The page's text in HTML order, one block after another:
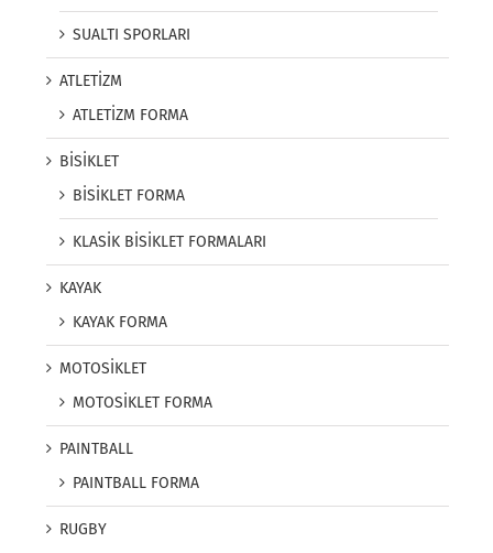
SUALTI SPORLARI
ATLETİZM
ATLETİZM FORMA
BİSİKLET
BİSİKLET FORMA
KLASİK BİSİKLET FORMALARI
KAYAK
KAYAK FORMA
MOTOSİKLET
MOTOSİKLET FORMA
PAINTBALL
PAINTBALL FORMA
RUGBY